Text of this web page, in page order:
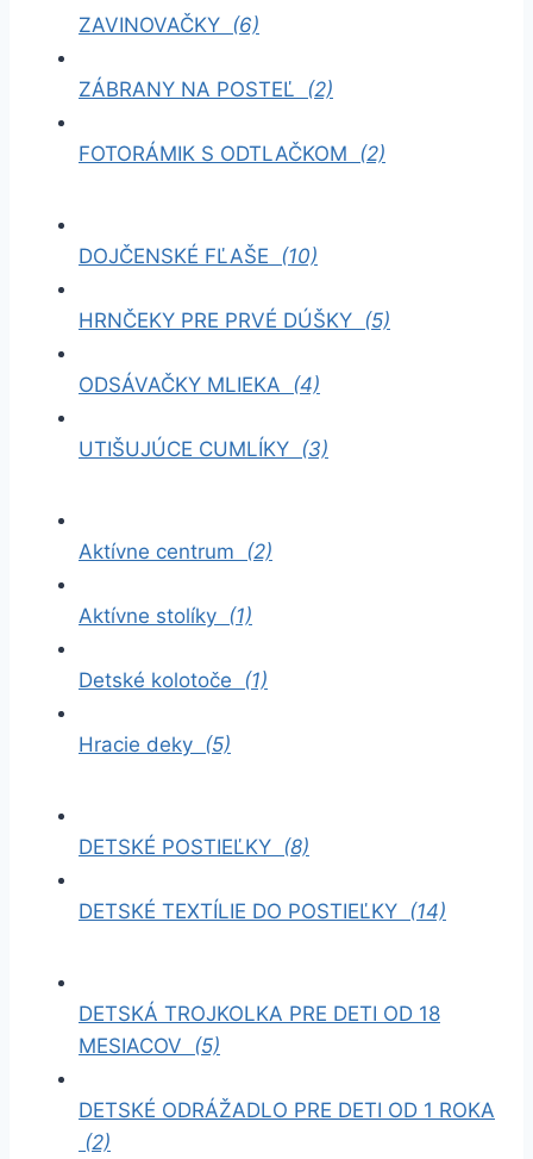
ZAVINOVAČKY (6)
ZÁBRANY NA POSTEĽ (2)
FOTORÁMIK S ODTLAČKOM (2)
DOJČENSKÉ FĽAŠE (10)
HRNČEKY PRE PRVÉ DÚŠKY (5)
ODSÁVAČKY MLIEKA (4)
UTIŠUJÚCE CUMLÍKY (3)
Aktívne centrum (2)
Aktívne stolíky (1)
Detské kolotoče (1)
Hracie deky (5)
DETSKÉ POSTIEĽKY (8)
DETSKÉ TEXTÍLIE DO POSTIEĽKY (14)
DETSKÁ TROJKOLKA PRE DETI OD 18
MESIACOV (5)
DETSKÉ ODRÁŽADLO PRE DETI OD 1 ROKA
(2)